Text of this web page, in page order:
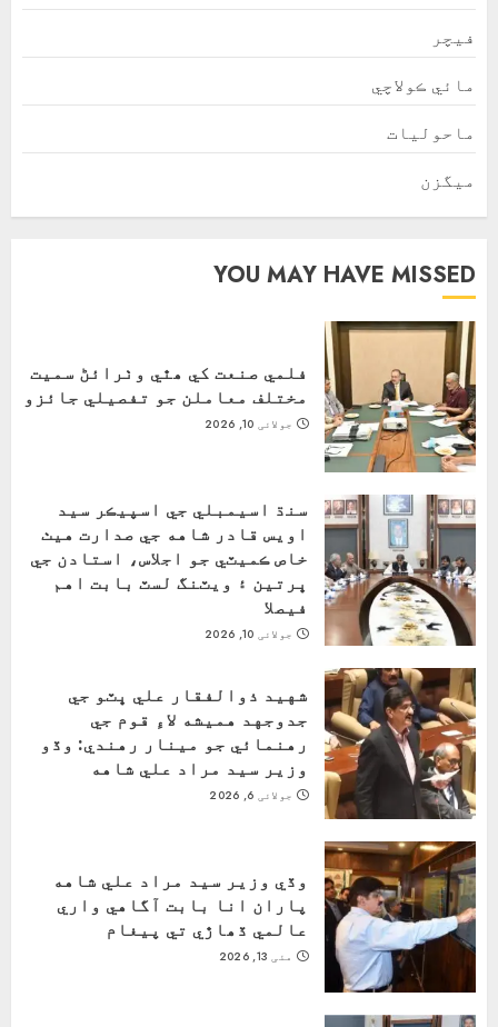
فیچر
مائي ڪولاچي
ماحولیات
ميگزن
YOU MAY HAVE MISSED
فلمي صنعت کي ھٿي وٺرائڻ سميت
مختلف معاملن جو تفصيلي جائزو
جولائی 10, 2026
سنڌ اسيمبلي جي اسپيڪر سيد
اويس قادر شاهه جي صدارت هيٺ
خاص ڪميٽي جو اجلاس، استادن جي
ڀرتين ۽ ويٽنگ لسٽ بابت اهم
فيصلا
جولائی 10, 2026
شهيد ذوالفقار علي ڀٽو جي
جدوجهد هميشه لاءِ قوم جي
رهنمائي جو مينار رهندي: وڏو
وزير سيد مراد علي شاهه
جولائی 6, 2026
وڏي وزير سيد مراد علي شاهه
پاران انا بابت آگاهي واري
عالمي ڏھاڙي تي پيغام
مئی 13, 2026